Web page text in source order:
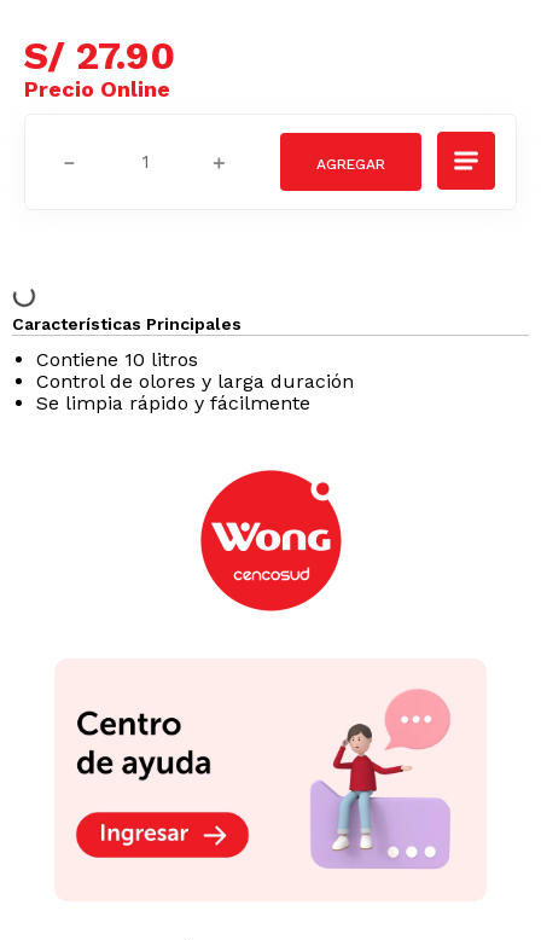
S/ 27.90
＋
－
Características Principales
Contiene 10 litros
Control de olores y larga duración
Se limpia rápido y fácilmente